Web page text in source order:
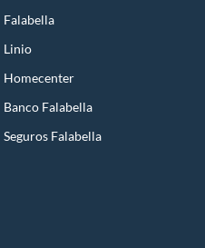
Falabella
Linio
Homecenter
Banco Falabella
Seguros Falabella